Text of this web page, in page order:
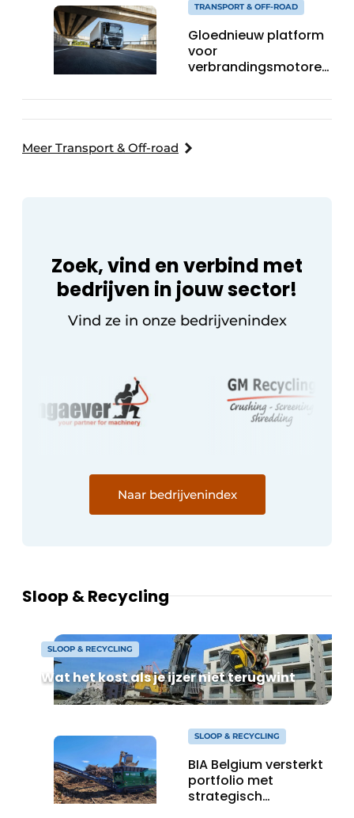
TRANSPORT & OFF-ROAD
Gloednieuw platform
voor
verbrandingsmotoren
superieur
breed scala aan
Meer Transport & Off-road
Zoek, vind en verbind met
bedrijven in jouw sector!
Vind ze in onze bedrijvenindex
Naar bedrijvenindex
Sloop & Recycling
SLOOP & RECYCLING
Wat het kost als je ijzer niet terugwint
SLOOP & RECYCLING
BIA Belgium versterkt
portfolio met
strategisch